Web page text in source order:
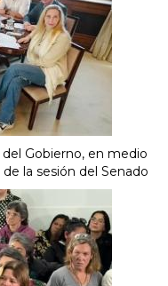
Gobierno, en medio
la sesión del Senado